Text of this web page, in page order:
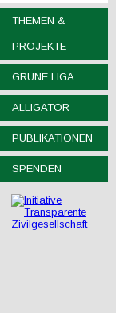
THEMEN &
PROJEKTE
GRÜNE LIGA
ALLIGATOR
PUBLIKATIONEN
SPENDEN